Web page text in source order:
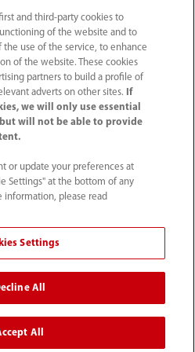
del sitio｜Aviso cookies｜
and third-party cookies to
of the website and to
the use of the service, to enhance
of the website. These cookies
partners to build a profile of
adverts on other sites.
If
we will only use essential
will not be able to provide
or update your preferences at
Settings" at the bottom of any
information, please read
Settings
All
All